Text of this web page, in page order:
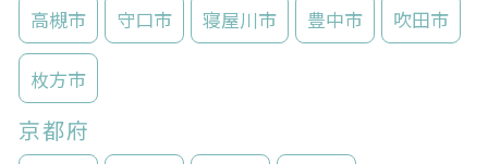
高槻市 守口市 寝屋川市 豊中市 吹田市
枚方市
京都府